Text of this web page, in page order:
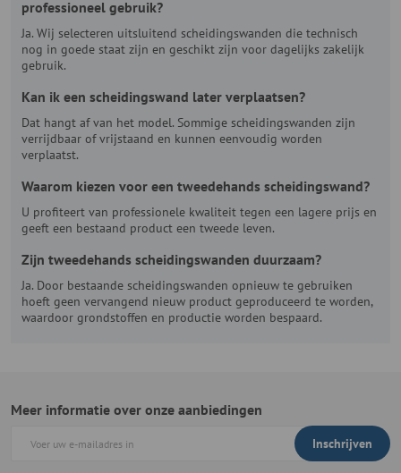
professioneel gebruik?
Ja. Wij selecteren uitsluitend scheidingswanden die technisch
nog in goede staat zijn en geschikt zijn voor dagelijks zakelijk
gebruik.
Kan ik een scheidingswand later verplaatsen?
Dat hangt af van het model. Sommige scheidingswanden zijn
verrijdbaar of vrijstaand en kunnen eenvoudig worden
verplaatst.
Waarom kiezen voor een tweedehands scheidingswand?
U profiteert van professionele kwaliteit tegen een lagere prijs en
geeft een bestaand product een tweede leven.
Zijn tweedehands scheidingswanden duurzaam?
Ja. Door bestaande scheidingswanden opnieuw te gebruiken
hoeft geen vervangend nieuw product geproduceerd te worden,
waardoor grondstoffen en productie worden bespaard.
Meer informatie over onze aanbiedingen
Inschrijven